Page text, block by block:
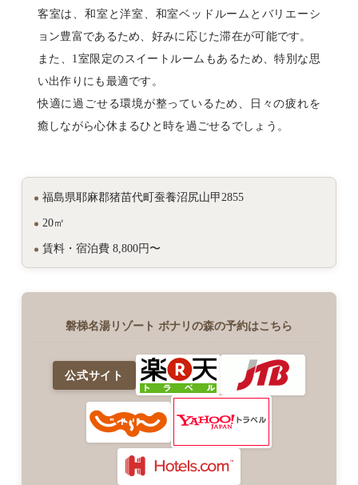
客室は、和室と洋室、和室ベッドルームとバリエーシ
ョン豊富であるため、好みに応じた滞在が可能です。
また、1室限定のスイートルームもあるため、特別な思
い出作りにも最適です。
快適に過ごせる環境が整っているため、日々の疲れを
癒しながら心休まるひと時を過ごせるでしょう。
福島県耶麻郡猪苗代町蚕養沼尻山甲2855
20㎡
賃料・宿泊費 8,800円〜
磐梯名湯リゾート ボナリの森の予約はこちら
公式サイト